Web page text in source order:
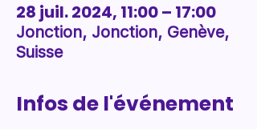
28 juil. 2024, 11:00 – 17:00
Jonction, Jonction, Genève,
Suisse
Infos de l'événement